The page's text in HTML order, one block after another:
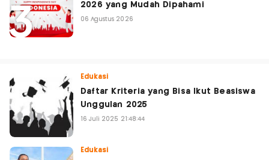
2026 yang Mudah Dipahami
06 Agustus 2026
Edukasi
Daftar Kriteria yang Bisa Ikut Beasiswa
Unggulan 2025
16 Juli 2025 21:48:44
Edukasi